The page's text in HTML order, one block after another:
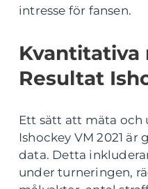
intresse för fansen.
Kvantitativa
Resultat
Ett sätt att mäta och
Ishockey VM 2021
data. Detta
under turneringen,